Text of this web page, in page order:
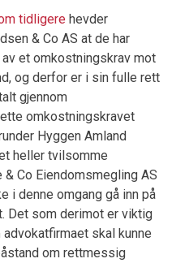
tidligere hevder
& Co AS at de har
et omkostningskrav mot
og derfor er i sin fulle rett
gjennom
omkostningskravet
Hyggen Amland
heller tvilsomme
Co Eiendomsmegling AS
i denne omgang gå inn på
Det som derimot er viktig
skal kunne
om rettmessig